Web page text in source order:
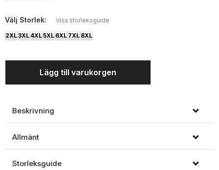
Välj Storlek: Visa storleksguide
2XL3XL 4XL5XL 6XL 7XL 8XL
Lägg till varukorgen
Beskrivning
Allmänt
Storleksguide